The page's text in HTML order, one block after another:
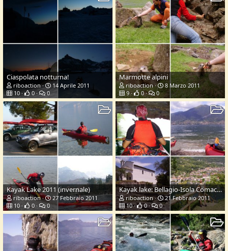
Ciaspolata notturna!
riboaction
14 Aprile 2011
10
0 0
Marmotte alpini
riboaction
8 Marzo 2011
9
0 0
Kayak Lake 2011 (invernale)
riboaction
27 Febbraio 2011
10
0 0
Kayak lake: Bellagio-Isola Comacina
riboaction
21 Febbraio 2011
10
0 0